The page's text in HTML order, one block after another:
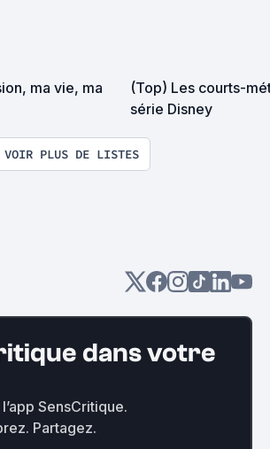
ma vie, ma
(Top) Les courts-
série Disney
VOIR PLUS DE LISTES
dans votre
SensCritique.
Partagez.